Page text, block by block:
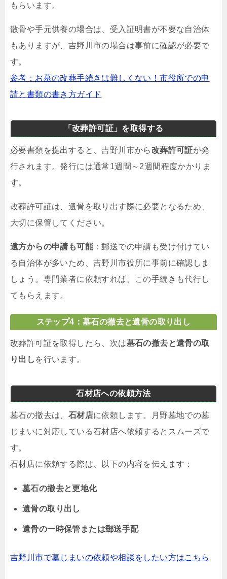
もらいます。
散骨や手元供養の場合は、受入証明書が不要な自治体
もありますが、吉野川市の場合は事前に確認が必要で
す。
参考：お墓の改葬手続きは難しくない！市役所での申
請と書類の書き方ガイド
「改葬許可証」を取得する
必要書類を提出すると、吉野川市から改葬許可証が発
行されます。発行には通常1週間～2週間程度かかりま
す。
改葬許可証は、遺骨を取り出す際に必要となるため、
大切に保管してください。
遠方からの申請も可能：郵送での申請も受け付けてい
る自治体が多いため、吉野川市役所に事前に確認しま
しょう。専門業者に依頼すれば、この手続きも代行し
てもらえます。
ステップ4：墓石の撤去と遺骨の取り出し
改葬許可証を取得したら、次は墓石の撤去と遺骨の取
り出し を行います。
石材店への依頼方法
墓石の撤去は、 石材店に依頼します。月野墓地での墓
じまいに対応している石材店へ依頼するとスムーズで
す。
石材店に依頼する際は、以下の内容を伝えます：
墓石の撤去と更地化
遺骨の取り出し
遺骨の一時保管または郵送手配
吉野川市で墓じまいの依頼や相談をしたい方はこちら